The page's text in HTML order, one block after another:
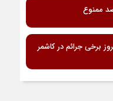
برخی جرائم در کاشمر